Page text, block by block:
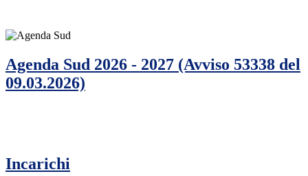
Agenda Sud 2026 - 2027 (Avviso 53338 del
09.03.2026)
Incarichi